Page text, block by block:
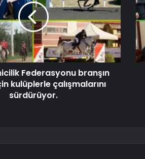
Federasyonu branşın
kulüplerle çalışmalarını
sürdürüyor.